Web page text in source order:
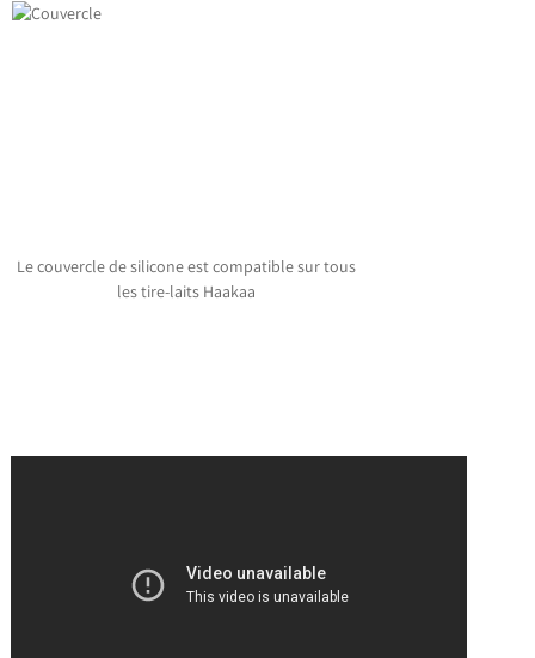
Le couvercle de silicone est compatible sur tous
les tire-laits Haakaa